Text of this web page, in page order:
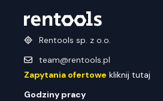
Rentools sp. z o.o.
team@rentools.pl
Zapytania ofertowe kliknij tutaj
Godziny pracy